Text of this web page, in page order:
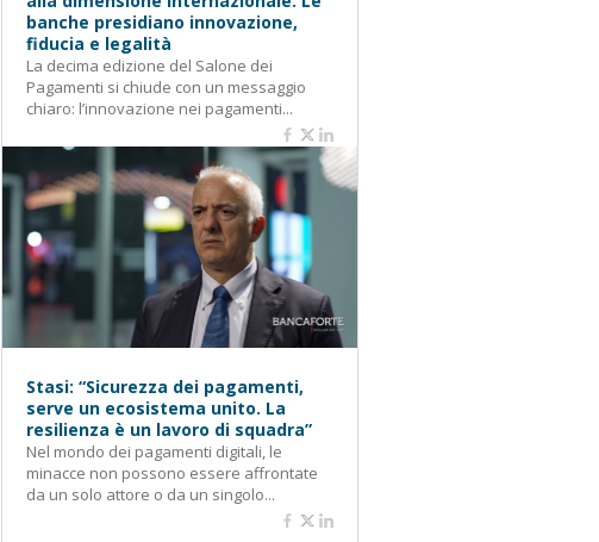
banche presidiano innovazione,
fiducia e legalità
La decima edizione del Salone dei
Pagamenti si chiude con un messaggio
chiaro: l’innovazione nei pagamenti...
Stasi: “Sicurezza dei pagamenti,
serve un ecosistema unito. La
resilienza è un lavoro di squadra”
Nel mondo dei pagamenti digitali, le
minacce non possono essere affrontate
da un solo attore o da un singolo...